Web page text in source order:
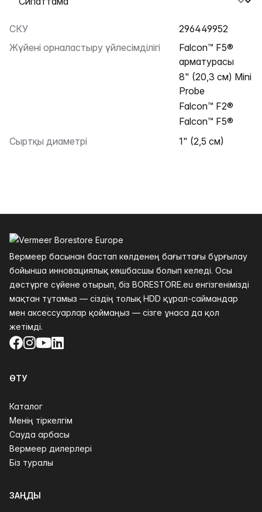
СКУ
296449952
Жүйені орналастыру үйлесімділігі
Falcon™ F5®
арматурасы
8" (20,3 см) Mini
Probe
Falcon™ F2®
Falcon™ F5®
Сыртқы диаметрі
1" (2,5 см)
Вермеер басынан бастап көлденең бағыттағы бұрғылау
бойынша инновациялық көшбасшы болып келеді. Осы
дәстүрге сүйене отырып, біз BORESTORE.eu енгізгенімізді
мақтан тұтамыз — сіздің толық HDD құрал-саймандар
мен аксессуарлар қоймаңыз — сізге ұнаса да қол
жетімді.
Facebook
Instagram
YouTube
LinkedIn
ӨТУ
Каталог
Менің тіркелгім
Сауда арбасы
Вермеер дилерлері
Біз туралы
ЗАҢДЫ